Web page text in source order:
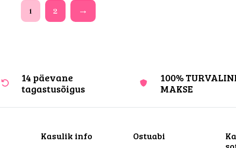
1 2 →
14 päevane
tagastusõigus
100%
MAKSE
Kasulik info Ostuabi